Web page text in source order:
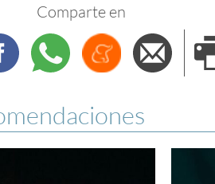
Comparte en
FacebookWhatsappMenéame